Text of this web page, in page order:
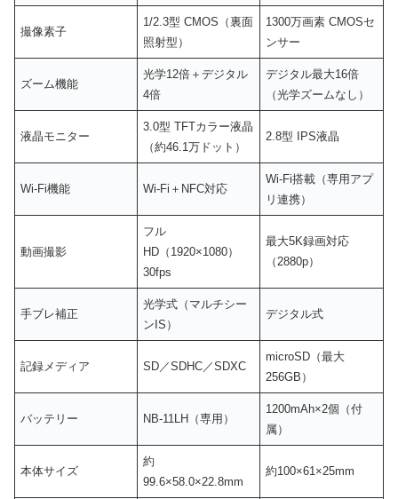
撮像素子
1/2.3型 CMOS（裏面
照射型）
1300万画素 CMOSセ
ンサー
ズーム機能
光学12倍＋デジタル
4倍
デジタル最大16倍
（光学ズームなし）
液晶モニター
3.0型 TFTカラー液晶
（約46.1万ドット）
2.8型 IPS液晶
Wi-Fi機能 Wi-Fi＋NFC対応
Wi-Fi搭載（専用アプ
リ連携）
動画撮影
フル
HD（1920×1080）
30fps
最大5K録画対応
（2880p）
手ブレ補正
光学式（マルチシー
ンIS）
デジタル式
記録メディア SD／SDHC／SDXC
microSD（最大
256GB）
バッテリー NB-11LH（専用）
1200mAh×2個（付
属）
本体サイズ
約
99.6×58.0×22.8mm
約100×61×25mm